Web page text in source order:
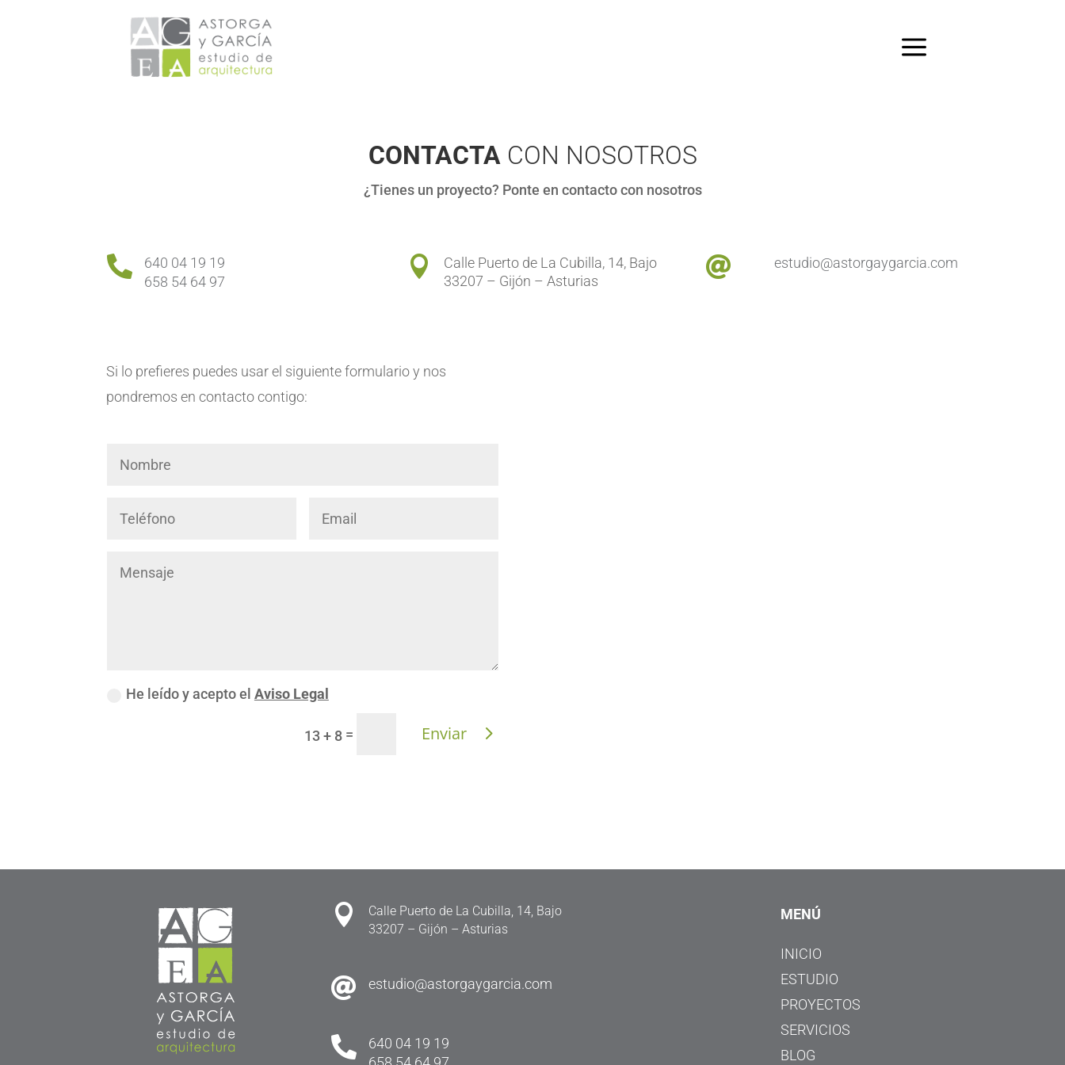
CONTACTACON NOSOTROS
¿Tienes un proyecto? Ponte en contacto con nosotros

640 04 19 19
658 54 64 97

Calle Puerto de La Cubilla, 14, Bajo
33207 – Gijón – Asturias
 estudio@astorgaygarcia.com
Si lo prefieres puedes usar el siguiente formulario y nos
pondremos en contacto contigo:
He leído y acepto el Aviso Legal
13 + 8= Enviar

Calle Puerto de La Cubilla, 14, Bajo
33207 – Gijón – Asturias
 estudio@astorgaygarcia.com

640 04 19 19
MENÚ
INICIO
ESTUDIO
PROYECTOS
SERVICIOS
BLOG